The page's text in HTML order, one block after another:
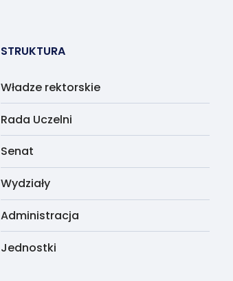
STRUKTURA
Władze rektorskie
Rada Uczelni
Senat
Wydziały
Administracja
Jednostki